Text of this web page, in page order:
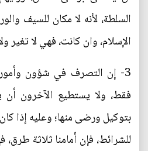
السلطة، لأنه لا مكان للسيف
الإسلام، وان كانت، فهي لا تغير
3- إن التصرف في شؤون
فقط، ولا يستطيع الآخرون أن
بتوكيل ورضى منها؛ وعليه إذا
للشرائط، فإن أمامنا ثلاثة طرق،